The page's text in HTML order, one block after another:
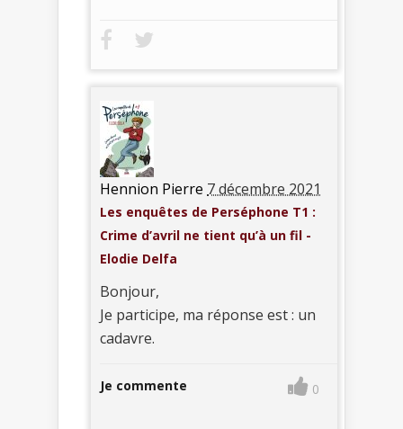
Hennion Pierre 7 décembre 2021
Les enquêtes de Perséphone T1 :
Crime d’avril ne tient qu’à un fil -
Elodie Delfa
Bonjour,
Je participe, ma réponse est : un
cadavre.
Je commente 0